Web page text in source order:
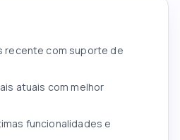
recente com suporte de
atuais com melhor
funcionalidades e